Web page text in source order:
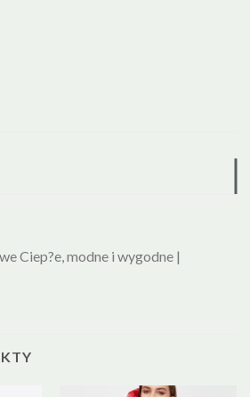
Ciep?e, modne i wygodne |